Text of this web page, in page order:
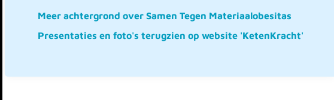
Meer achtergrond over Samen Tegen Materiaalobesitas
Presentaties en foto's terugzien op website 'KetenKracht'